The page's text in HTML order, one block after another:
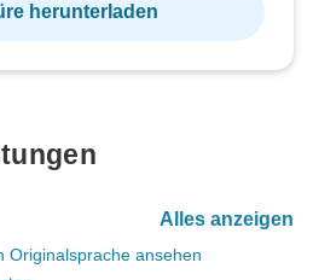
herunterladen
Alles anzeigen
Originalsprache ansehen